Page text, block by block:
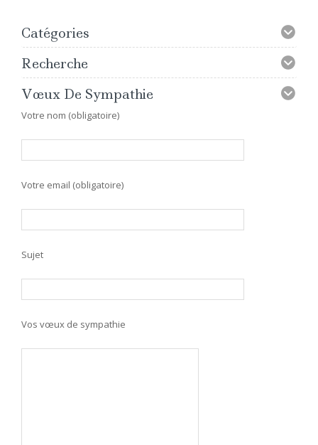
Catégories
Recherche
Vœux De Sympathie
Votre nom (obligatoire)
Votre email (obligatoire)
Sujet
Vos vœux de sympathie